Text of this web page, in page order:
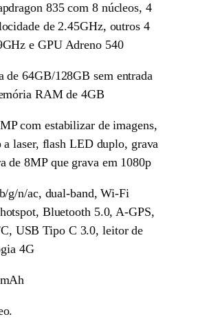
835 com 8 núcleos, 4
de 2.45GHz, outros 4
e GPU Adreno 540
de 64GB/128GB sem entrada
RAM de 4GB
com estabilizar de imagens,
a laser, flash LED duplo, grava
de 8MP que grava em 1080p
g/n/ac, dual-band, Wi-Fi
Bluetooth 5.0, A-GPS,
USB Tipo C 3.0, leitor de
4G